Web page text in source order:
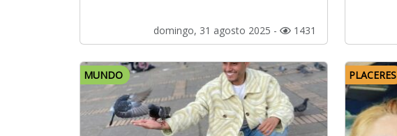
domingo, 31 agosto 2025 - 1431
MUNDO PLACERES